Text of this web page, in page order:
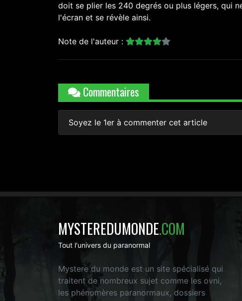
doit se plier les 240 degrés ou plus légers, qui
l'écran et se révèle ainsi.
Note de l'auteur :
Commentaires
Soyez le 1er à commenter cet article
MYSTEREDUMONDE.COM
Tout l'univers du paranormal
Mystere du monde est un site spécialisé qui
traitent de nombreux sujet comme les ovni,
les phénomères paranormaux, dossiers